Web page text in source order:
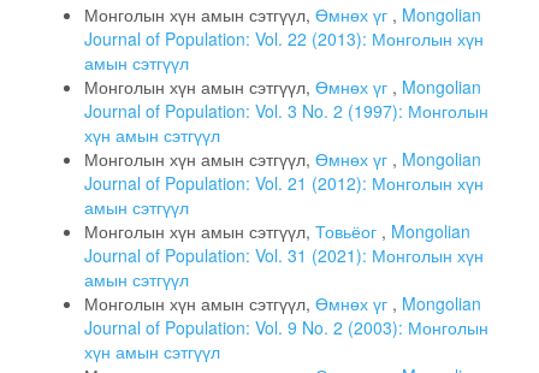
Монголын хүн амын сэтгүүл, Өмнөх үг , Mongolian
Journal of Population: Vol. 22 (2013): Монголын хүн
амын сэтгүүл
Монголын хүн амын сэтгүүл, Өмнөх үг , Mongolian
Journal of Population: Vol. 3 No. 2 (1997): Монголын
хүн амын сэтгүүл
Монголын хүн амын сэтгүүл, Өмнөх үг , Mongolian
Journal of Population: Vol. 21 (2012): Монголын хүн
амын сэтгүүл
Монголын хүн амын сэтгүүл, Товьёог , Mongolian
Journal of Population: Vol. 31 (2021): Монголын хүн
амын сэтгүүл
Монголын хүн амын сэтгүүл, Өмнөх үг , Mongolian
Journal of Population: Vol. 9 No. 2 (2003): Монголын
хүн амын сэтгүүл